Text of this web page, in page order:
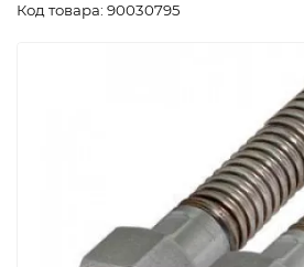
Код товара: 90030795